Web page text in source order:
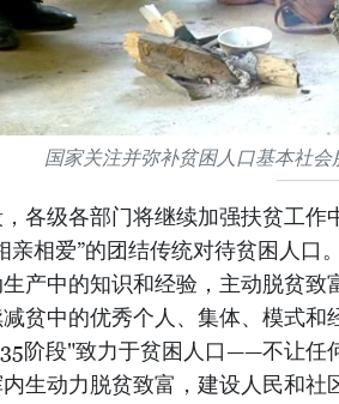
国家关注并弥补贫困人口基本社
各级各部门将继续加强扶贫工
亲相爱”的团结传统对待贫困人口
产中的知识和经验，主动脱贫
贫中的优秀个人、集体、模式
阶段"致力于贫困人口——不让任
生动力脱贫致富，建设人民和